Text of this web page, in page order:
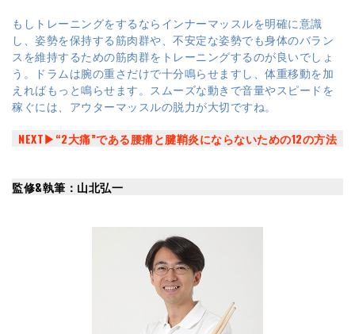
もしトレーニングをするならインナーマッスルを明確に意識
し、姿勢を保持する筋肉群や、不安定な姿勢でも身体のバラン
スを維持するための筋肉群をトレーニングするのが良いでしょ
う。ドラムは腕の重さだけで十分鳴らせますし、体重移動を加
えればもっと鳴らせます。スムーズな動きで音量やスピードを
稼ぐには、アウターマッスルの脱力が大切ですね。
NEXT▶︎“2大痛”である腰痛と腱鞘炎にならないための12の方法
監修&執筆：山北弘一